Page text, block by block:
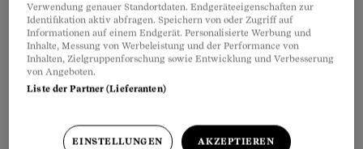
Verwendung genauer Standortdaten. Endgeräteeigenschaften zur
Identifikation aktiv abfragen. Speichern von oder Zugriff auf
Informationen auf einem Endgerät. Personalisierte Werbung und
Inhalte, Messung von Werbeleistung und der Performance von
Inhalten, Zielgruppenforschung sowie Entwicklung und Verbesserung
von Angeboten.
Liste der Partner (Lieferanten)
EINSTELLUNGEN AKZEPTIEREN